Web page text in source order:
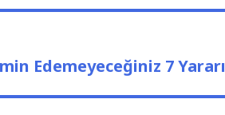
Edemeyeceğiniz 7 Yararı